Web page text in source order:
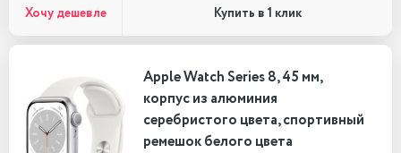
Хочу дешевле Купить в 1 клик
Apple Watch Series 8, 45 мм,
корпус из алюминия
серебристого цвета, спортивный
ремешок белого цвета